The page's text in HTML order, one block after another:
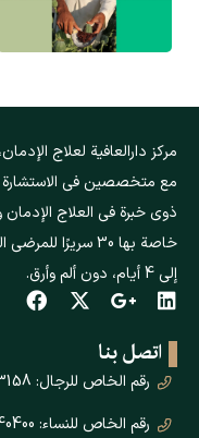
مركز دارالعافیة لعلاج
مع متخصصين في الاستشارة
ذوي خبرة في العلاج
إلى 4 أيام، دون ألم وأرق.
اتصل بنا
رقم الخاص للرجال: 9647866593158+
رقم الخاص للنساء: 9647801240400+